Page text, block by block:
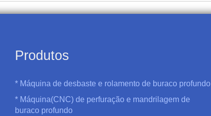
Produtos
* Máquina de desbaste e rolamento de buraco profundo
* Máquina(CNC) de perfuração e mandrilagem de
buraco profundo